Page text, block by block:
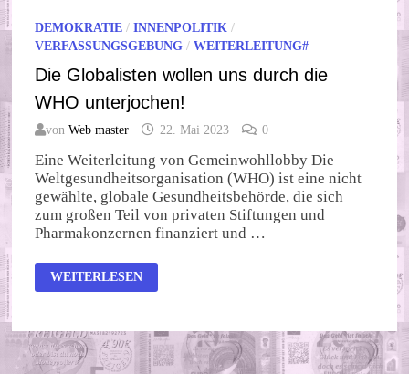
DEMOKRATIE /INNENPOLITIK /
VERFASSUNGSGEBUNG /WEITERLEITUNG#
Die Globalisten wollen uns durch die
WHO unterjochen!
vonWeb master 22. Mai 2023 0
Eine Weiterleitung von Gemeinwohllobby Die
Weltgesundheitsorganisation (WHO) ist eine nicht
gewählte, globale Gesundheitsbehörde, die sich
zum großen Teil von privaten Stiftungen und
Pharmakonzernen finanziert und …
DIE
GLOBALISTEN
DIE
WHO
UNTERJOCHEN!
WEITERLESEN